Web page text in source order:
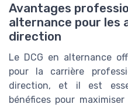
Avantages
alternance pour les
direction
Le DCG en alternance
pour la carrière
direction, et il est
bénéfices pour